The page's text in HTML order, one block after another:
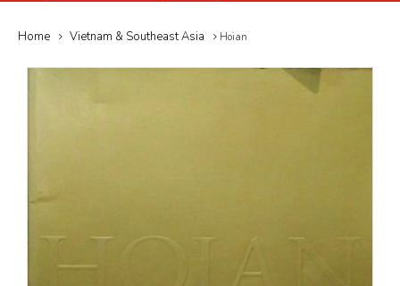
Home Vietnam & Southeast Asia Hoian